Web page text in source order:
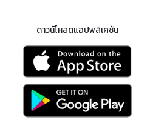
ดาวน์โหลดแอปพลิเคชัน